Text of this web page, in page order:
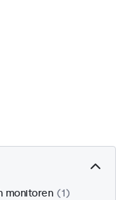
monitoren
1